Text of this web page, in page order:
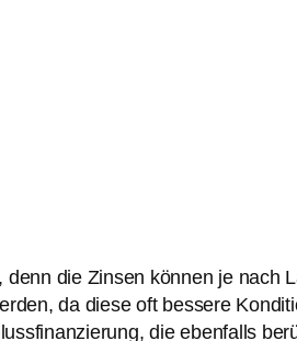
die Zinsen können je nach
da diese oft bessere
die ebenfalls